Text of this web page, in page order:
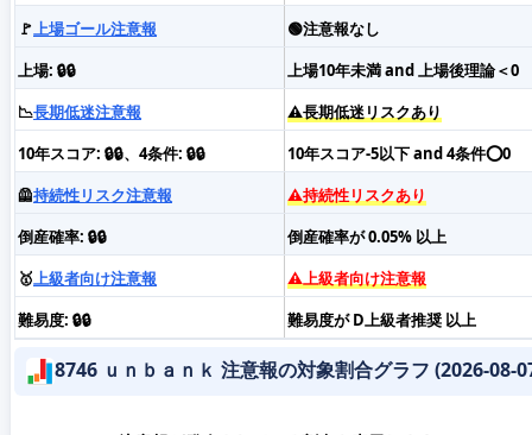
🚩上場ゴール注意報
🟢注意報なし
上場: 🔒🔒
上場10年未満 and 上場後理論＜0
📉長期低迷注意報
⚠️長期低迷リスクあり
10年スコア: 🔒🔒、4条件: 🔒🔒
10年スコア-5以下 and 4条件⭕️0
🦺持続性リスク注意報
⚠️持続性リスクあり
倒産確率: 🔒🔒
倒産確率が 0.05% 以上
🥇上級者向け注意報
⚠️上級者向け注意報
難易度: 🔒🔒
難易度が D上級者推奨 以上
8746 ｕｎｂａｎｋ 注意報の対象割合グラフ (2026-08-